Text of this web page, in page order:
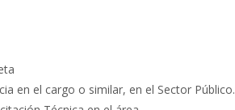
en el cargo o similar, en el Sector Público.